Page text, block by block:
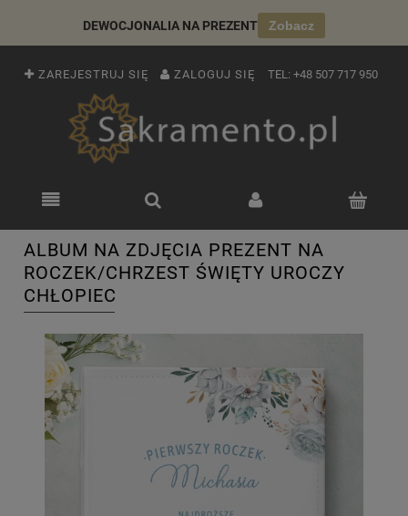
DEWOCJONALIA NA PREZENT Zobacz
ZAREJESTRUJ SIĘ ZALOGUJ SIĘ TEL: +48 507 717 950
ALBUM NA ZDJĘCIA PREZENT NA
ROCZEK/CHRZEST ŚWIĘTY UROCZY
CHŁOPIEC